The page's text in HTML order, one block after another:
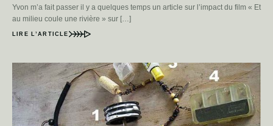
Yvon m’a fait passer il y a quelques temps un article sur l’impact du film « Et
au milieu coule une rivière » sur […]
LIRE L’ARTICLE